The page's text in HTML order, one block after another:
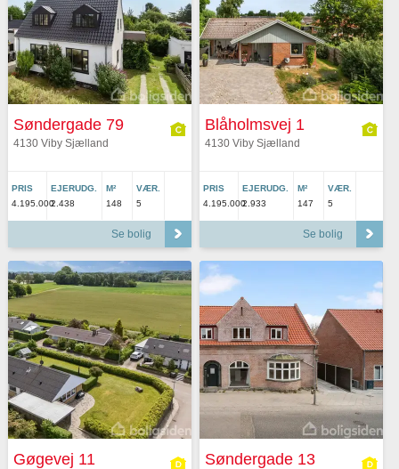
Søndergade 79
4130 Viby Sjælland
PRIS
4.195.000
EJERUDG.
2.438
M²
148
VÆR.
5
Se bolig
Blåholmsvej 1
4130 Viby Sjælland
PRIS
4.195.000
EJERUDG.
2.933
M²
147
VÆR.
5
Se bolig
Gøgevej 11 Søndergade 13